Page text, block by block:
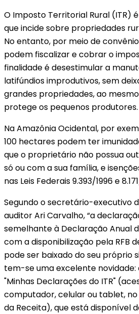
O Imposto Territorial Rural (ITR)
que incide sobre propriedades
No entanto, por meio de
podem fiscalizar e cobrar o
finalidade é desestimular a
latifúndios improdutivos, sem
grandes propriedades, ao
protege os pequenos produtores.
Na Amazônia Ocidental, por
100 hectares podem ter
que o proprietário não possua
só ou com a sua família, e
nas Leis Federais 9.393/1996 e
Segundo o secretário-executivo
auditor Ari Carvalho, “a
semelhante à Declaração Anual
com a disponibilização pela RFB
pode ser baixado do seu próprio
tem-se uma excelente novidade:
"Minhas Declarações do ITR"
computador, celular ou tablet, no
da Receita), que está disponível